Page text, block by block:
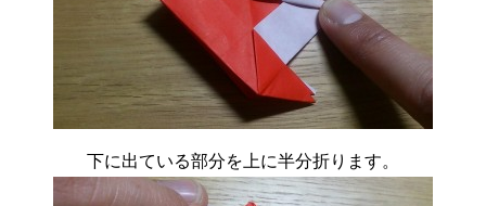
下に出ている部分を上に半分折ります。